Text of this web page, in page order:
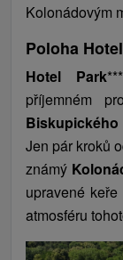
Kolonádovým
Poloha
Hotel Park
příjemném
Jen pár kroků
známý
upravené
atmosféru